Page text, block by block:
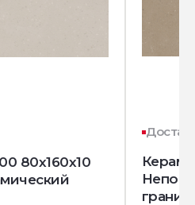
80x160x10
гранит)